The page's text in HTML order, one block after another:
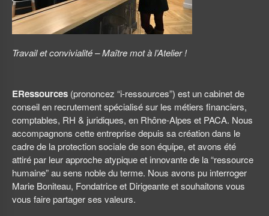
Travail et convivialité – Maître mot à l’Atelier !
ERessources (prononcez “i-ressources”) est un cabinet de
conseil en recrutement spécialisé sur les métiers financiers,
comptables, RH & juridiques, en Rhône-Alpes et PACA. Nous
accompagnons cette entreprise depuis sa création dans le
cadre de la protection sociale de son équipe, et avons été
attiré par leur approche atypique et innovante de la “ressource
humaine” au sens noble du terme. Nous avons pu interroger
Marie Boniteau, Fondatrice et Dirigeante et souhaitons vous
vous faire partager ses valeurs.